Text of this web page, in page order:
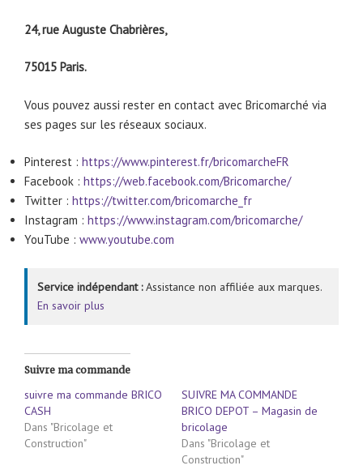
24, rue Auguste Chabrières,
75015 Paris.
Vous pouvez aussi rester en contact avec Bricomarché via
ses pages sur les réseaux sociaux.
Pinterest : https://www.pinterest.fr/bricomarcheFR
Facebook : https://web.facebook.com/Bricomarche/
Twitter : https://twitter.com/bricomarche_fr
Instagram : https://www.instagram.com/bricomarche/
YouTube : www.youtube.com
Service indépendant :Assistance non affiliée aux marques.
En savoir plus
Suivre ma commande
suivre ma commande BRICO
CASH
Dans "Bricolage et
Construction"
SUIVRE MA COMMANDE
BRICO DEPOT – Magasin de
bricolage
Dans "Bricolage et
Construction"